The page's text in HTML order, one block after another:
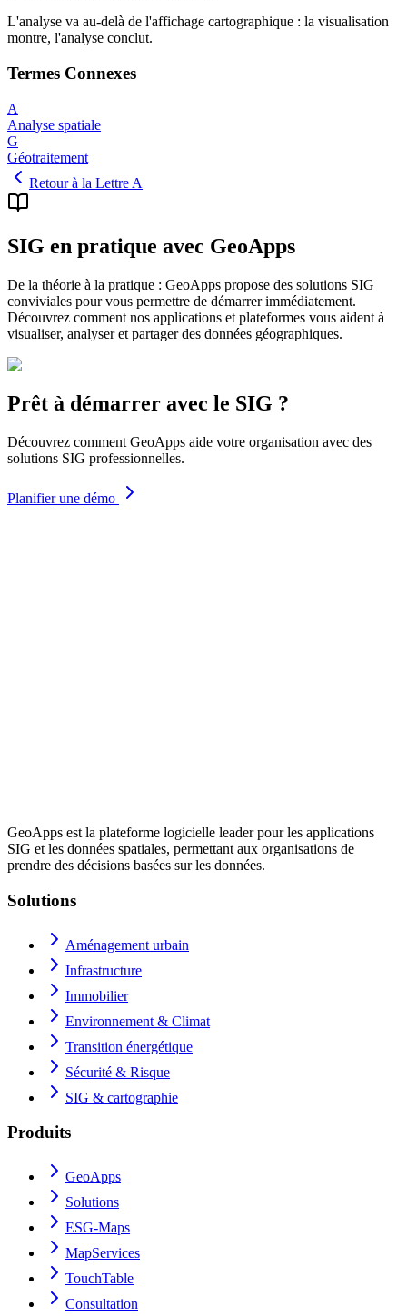
L'analyse va au-delà de l'affichage cartographique : la visualisation
montre, l'analyse conclut.
Termes Connexes
A
Analyse spatiale
G
Géotraitement
Retour à la Lettre A
SIG en pratique avec GeoApps
De la théorie à la pratique : GeoApps propose des solutions SIG
conviviales pour vous permettre de démarrer immédiatement.
Découvrez comment nos applications et plateformes vous aident à
visualiser, analyser et partager des données géographiques.
Prêt à démarrer avec le SIG ?
Découvrez comment GeoApps aide votre organisation avec des
solutions SIG professionnelles.
Planifier une démo
GeoApps est la plateforme logicielle leader pour les applications
SIG et les données spatiales, permettant aux organisations de
prendre des décisions basées sur les données.
Solutions
Aménagement urbain
Infrastructure
Immobilier
Environnement & Climat
Transition énergétique
Sécurité & Risque
SIG & cartographie
Produits
GeoApps
Solutions
ESG-Maps
MapServices
TouchTable
Consultation